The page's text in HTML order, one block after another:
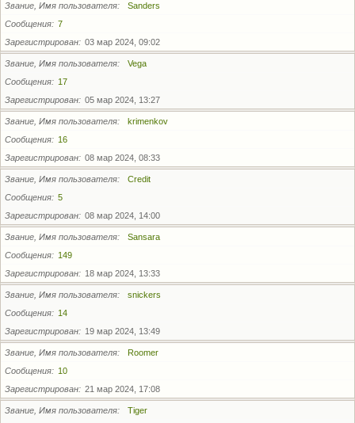
Звание, Имя пользователя
Sanders
Сообщения
7
Зарегистрирован
03 мар 2024, 09:02
Звание, Имя пользователя
Vega
Сообщения
17
Зарегистрирован
05 мар 2024, 13:27
Звание, Имя пользователя
krimenkov
Сообщения
16
Зарегистрирован
08 мар 2024, 08:33
Звание, Имя пользователя
Credit
Сообщения
5
Зарегистрирован
08 мар 2024, 14:00
Звание, Имя пользователя
Sansara
Сообщения
149
Зарегистрирован
18 мар 2024, 13:33
Звание, Имя пользователя
snickers
Сообщения
14
Зарегистрирован
19 мар 2024, 13:49
Звание, Имя пользователя
Roomer
Сообщения
10
Зарегистрирован
21 мар 2024, 17:08
Звание, Имя пользователя
Tiger